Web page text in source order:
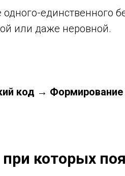
единственного
или даже неровной.
код →
которых